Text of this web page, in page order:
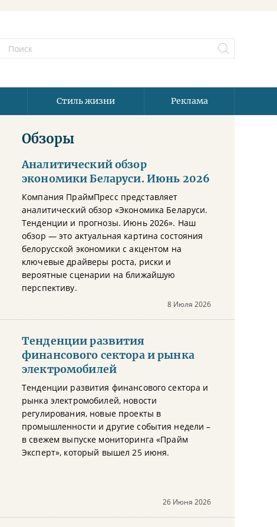
Стиль жизни Реклама
Обзоры
Аналитический обзор
экономики Беларуси. Июнь 2026
Компания ПраймПресс представляет
аналитический обзор «Экономика Беларуси.
Тенденции и прогнозы. Июнь 2026». Наш
обзор — это актуальная картина состояния
белорусской экономики с акцентом на
ключевые драйверы роста, риски и
вероятные сценарии на ближайшую
перспективу.
8 Июля 2026
Тенденции развития
финансового сектора и рынка
электромобилей
Тенденции развития финансового сектора и
рынка электромобилей, новости
регулирования, новые проекты в
промышленности и другие события недели –
в свежем выпуске мониторинга «Прайм
Эксперт», который вышел 25 июня.
26 Июня 2026